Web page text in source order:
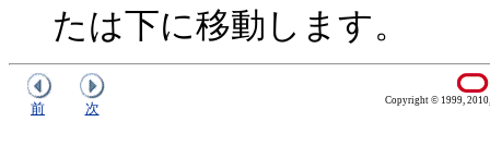
たは下に移動します。
前 次 Copyright © 1999,